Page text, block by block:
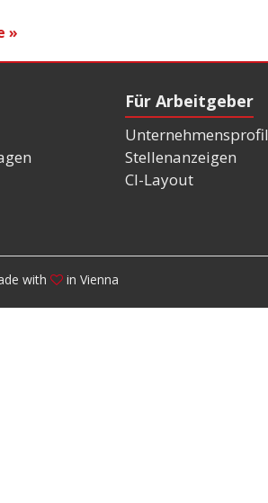
»
Für Arbeitgeber
Unternehmensprofil
Stellenanzeigen
CI-Layout
with in Vienna